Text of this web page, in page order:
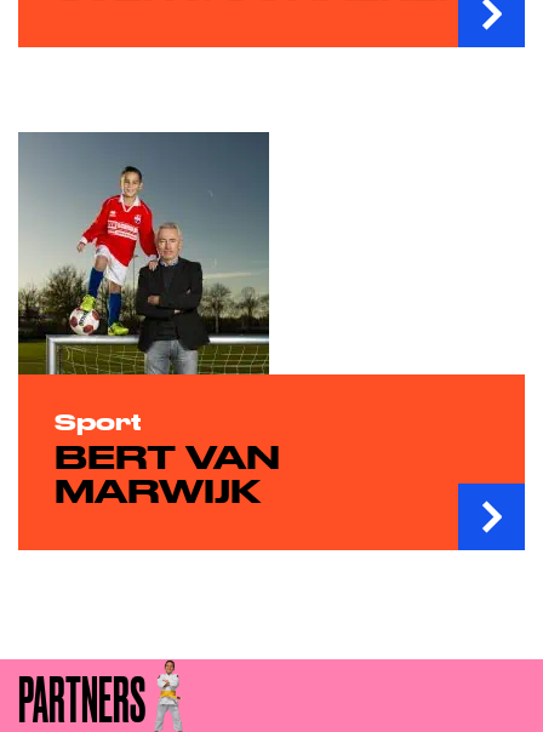
Sport
BERT VAN
MARWIJK
PARTNERS